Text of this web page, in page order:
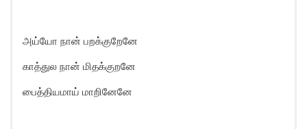
அய்யோ நான் பறக்குறேனே
காத்துல நான் மிதக்குறனே
பைத்தியமாய் மாறினேனே